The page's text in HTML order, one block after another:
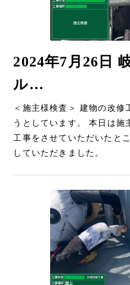
2024年7月26日
ル…
＜施主様検査＞ 建物の改修
うとしています。 本日は施
工事をさせていただいたと
していただきました。